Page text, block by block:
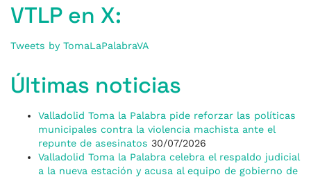
VTLP en X:
Tweets by TomaLaPalabraVA
Últimas noticias
Valladolid Toma la Palabra pide reforzar las políticas
municipales contra la violencia machista ante el
repunte de asesinatos 30/07/2026
Valladolid Toma la Palabra celebra el respaldo judicial
a la nueva estación y acusa al equipo de gobierno de